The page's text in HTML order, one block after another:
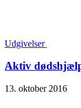
Udgivelser
Aktiv
13. oktober 2016